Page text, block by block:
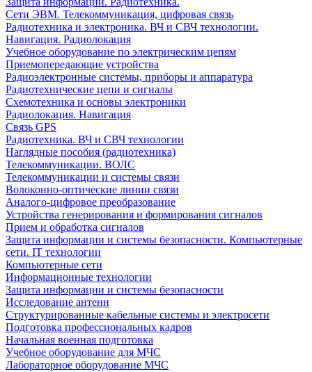
Сети ЭВМ. Телекоммуникация, цифровая связь
Радиотехника и электроника. ВЧ и СВЧ технологии.
Навигация. Радиолокация
Учебное оборудование по электрическим цепям
Приемопередающие устройства
Радиоэлектронные системы, приборы и аппаратура
Радиотехнические цепи и сигналы
Схемотехника и основы электроники
Радиолокация. Навигация
Связь GPS
Радиотехника. ВЧ и СВЧ технологии
Наглядные пособия (радиотехника)
Телекоммуникации. ВОЛС
Телекоммуникации и системы связи
Волоконно-оптические линии связи
Аналого-цифровое преобразование
Устройства генерирования и формирования сигналов
Прием и обработка сигналов
Защита информации и системы безопасности. Компьютерные
сети. IT технологии
Компьютерные сети
Информационные технологии
Защита информации и системы безопасности
Исследование антенн
Структурированные кабельные системы и электросети
Подготовка профессиональных кадров
Начальная военная подготовка
Учебное оборудование для МЧС
Лабораторное оборудование МЧС